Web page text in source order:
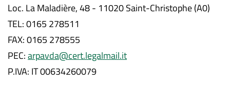
Loc. La Maladière, 48 - 11020 Saint-Christophe (A0)
TEL: 0165 278511
FAX: 0165 278555
PEC:arpavda@cert.legalmail.it
P.IVA: IT 00634260079